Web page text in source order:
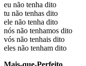
eu não tenha dito
tu não tenhas dito
ele não tenha dito
nós não tenhamos dito
vós não tenhais dito
eles não tenham dito